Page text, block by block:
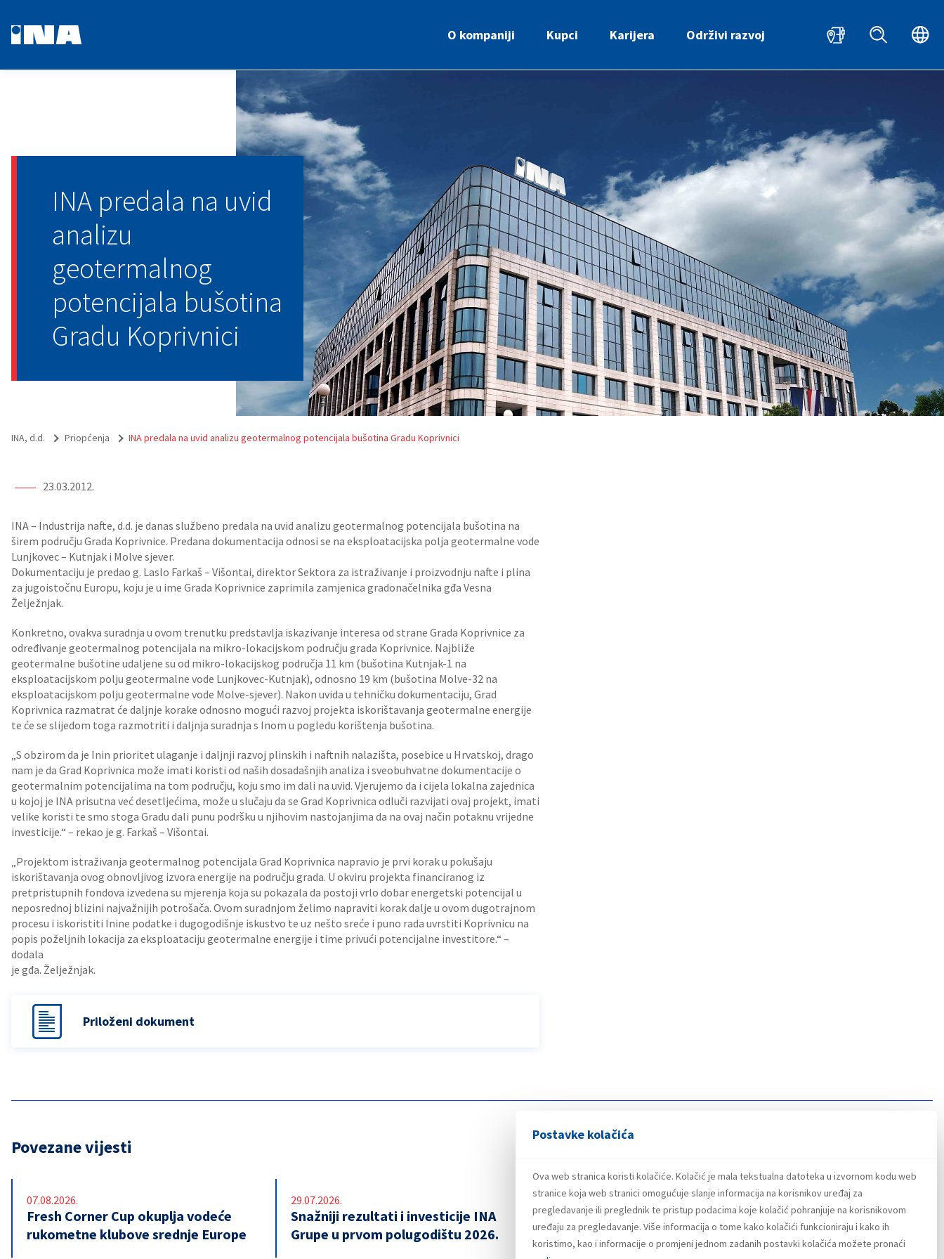
Postavke kolačića
Ova web stranica koristi kolačiće. Kolačić je mala tekstualna datoteka u izvornom kodu web
stranice koja web stranici omogućuje slanje informacija na korisnikov uređaj za
pregledavanje ili preglednik te pristup podacima koje kolačić pohranjuje na korisnikovom
uređaju za pregledavanje. Više informacija o tome kako kolačići funkcioniraju i kako ih
koristimo, kao i informacije o promjeni jednom zadanih postavki kolačića možete pronaći
O kompaniji Kupci Karijera Održivi razvoj
INA predala na uvid
analizu
geotermalnog
potencijala bušotina
Gradu Koprivnici
INA, d.d. Priopćenja INA predala na uvid analizu geotermalnog potencijala bušotina Gradu Koprivnici
23.03.2012.
INA – Industrija nafte, d.d. je danas službeno predala na uvid analizu geotermalnog potencijala bušotina na
širem području Grada Koprivnice. Predana dokumentacija odnosi se na eksploatacijska polja geotermalne vode
Lunjkovec – Kutnjak i Molve sjever.
Dokumentaciju je predao g. Laslo Farkaš – Višontai, direktor Sektora za istraživanje i proizvodnju nafte i plina
za jugoistočnu Europu, koju je u ime Grada Koprivnice zaprimila zamjenica gradonačelnika gđa Vesna
Želježnjak.
Konkretno, ovakva suradnja u ovom trenutku predstavlja iskazivanje interesa od strane Grada Koprivnice za
određivanje geotermalnog potencijala na mikro-lokacijskom području grada Koprivnice. Najbliže
geotermalne bušotine udaljene su od mikro-lokacijskog područja 11 km (bušotina Kutnjak-1 na
eksploatacijskom polju geotermalne vode Lunjkovec-Kutnjak), odnosno 19 km (bušotina Molve-32 na
eksploatacijskom polju geotermalne vode Molve‑sjever). Nakon uvida u tehničku dokumentaciju, Grad
Koprivnica razmatrat će daljnje korake odnosno mogući razvoj projekta iskorištavanja geotermalne energije
te će se slijedom toga razmotriti i daljnja suradnja s Inom u pogledu korištenja bušotina.
„S obzirom da je Inin prioritet ulaganje i daljnji razvoj plinskih i naftnih nalazišta, posebice u Hrvatskoj, drago
nam je da Grad Koprivnica može imati koristi od naših dosadašnjih analiza i sveobuhvatne dokumentacije o
geotermalnim potencijalima na tom području, koju smo im dali na uvid. Vjerujemo da i cijela lokalna zajednica
u kojoj je INA prisutna već desetljećima, može u slučaju da se Grad Koprivnica odluči razvijati ovaj projekt, imati
velike koristi te smo stoga Gradu dali punu podršku u njihovim nastojanjima da na ovaj način potaknu vrijedne
investicije.“ – rekao je g. Farkaš – Višontai.
„Projektom istraživanja geotermalnog potencijala Grad Koprivnica napravio je prvi korak u pokušaju
iskorištavanja ovog obnovljivog izvora energije na području grada. U okviru projekta financiranog iz
pretpristupnih fondova izvedena su mjerenja koja su pokazala da postoji vrlo dobar energetski potencijal u
neposrednoj blizini najvažnijih potrošača. Ovom suradnjom želimo napraviti korak dalje u ovom dugotrajnom
procesu i iskoristiti Inine podatke i dugogodišnje iskustvo te uz nešto sreće i puno rada uvrstiti Koprivnicu na
popis poželjnih lokacija za eksploataciju geotermalne energije i time privući potencijalne investitore.“ –
dodala
je gđa. Želježnjak.
Priloženi dokument
Povezane vijesti
07.08.2026.
Fresh Corner Cup okuplja vodeće
rukometne klubove srednje Europe
29.07.2026.
Snažniji rezultati i investicije INA
Grupe u prvom polugodištu 2026.